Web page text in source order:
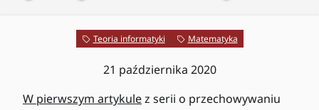
Teoria informatyki Matematyka
21 października 2020
W pierwszym artykulez serii o przechowywaniu